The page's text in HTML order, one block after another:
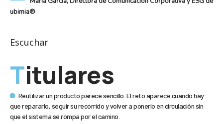
ubimia®
Escuchar
Titulares
Reutilizar un producto parece sencillo. El reto aparece cuando hay
que repararlo, seguir su recorrido y volver a ponerlo en circulación sin
que el sistema se rompa por el camino.